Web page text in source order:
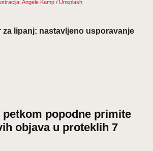
Angele Kamp / Unsplash
za lipanj: nastavljeno usporavanje
petkom popodne primite
objava u proteklih 7